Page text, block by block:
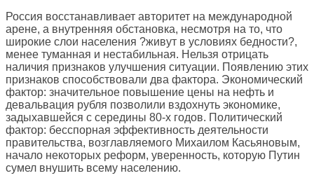
Россия восстанавливает авторитет на международной
арене, а внутренняя обстановка, несмотря на то, что
широкие слои населения ?живут в условиях бедности?,
менее туманная и нестабильная. Нельзя отрицать
наличия признаков улучшения ситуации. Появлению этих
признаков способствовали два фактора. Экономический
фактор: значительное повышение цены на нефть и
девальвация рубля позволили вздохнуть экономике,
задыхавшейся с середины 80-х годов. Политический
фактор: бесспорная эффективность деятельности
правительства, возглавляемого Михаилом Касьяновым,
начало некоторых реформ, уверенность, которую Путин
сумел внушить всему населению.